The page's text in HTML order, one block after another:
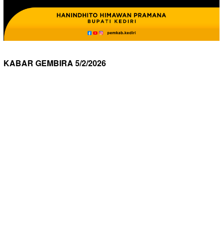
KABAR GEMBIRA 5/2/2026